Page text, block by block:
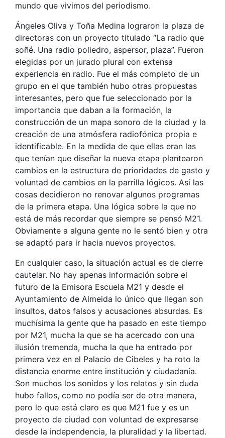
mundo que vivimos del periodismo.
Ángeles Oliva y Toña Medina lograron la plaza de
directoras con un proyecto titulado “La radio que
soñé. Una radio poliedro, aspersor, plaza”. Fueron
elegidas por un jurado plural con extensa
experiencia en radio. Fue el más completo de un
grupo en el que también hubo otras propuestas
interesantes, pero que fue seleccionado por la
importancia que daban a la formación, la
construcción de un mapa sonoro de la ciudad y la
creación de una atmósfera radiofónica propia e
identificable. En la medida de que ellas eran las
que tenían que diseñar la nueva etapa plantearon
cambios en la estructura de prioridades de gasto y
voluntad de cambios en la parrilla lógicos. Así las
cosas decidieron no renovar algunos programas
de la primera etapa. Una lógica sobre la que no
está de más recordar que siempre se pensó M21.
Obviamente a alguna gente no le sentó bien y otra
se adaptó para ir hacia nuevos proyectos.
En cualquier caso, la situación actual es de cierre
cautelar. No hay apenas información sobre el
futuro de la Emisora Escuela M21 y desde el
Ayuntamiento de Almeida lo único que llegan son
insultos, datos falsos y acusaciones absurdas. Es
muchísima la gente que ha pasado en este tiempo
por M21, mucha la que se ha acercado con una
ilusión tremenda, mucha la que ha entrado por
primera vez en el Palacio de Cibeles y ha roto la
distancia enorme entre institución y ciudadanía.
Son muchos los sonidos y los relatos y sin duda
hubo fallos, como no podía ser de otra manera,
pero lo que está claro es que M21 fue y es un
proyecto de ciudad con voluntad de expresarse
desde la independencia, la pluralidad y la libertad.